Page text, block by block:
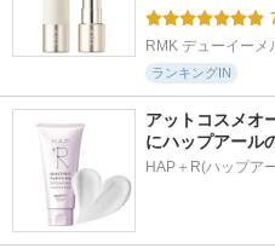
RMK デューイーメ
ランキングIN
アットコスメオ
にハップアール
HAP＋R(ハップア